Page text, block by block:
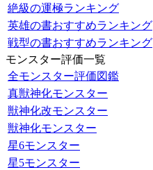
絶級の運極ランキング
英雄の書おすすめランキング
戦型の書おすすめランキング
モンスター評価一覧
全モンスター評価図鑑
真獣神化モンスター
獣神化改モンスター
獣神化モンスター
星6モンスター
星5モンスター